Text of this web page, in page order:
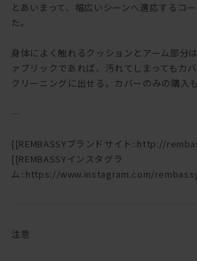
とあいまって、幅広いシーンへ適応するコ
た。
身体によく触れるクッションとアーム部分
ァブリックであれば、汚れてしまってもカ
クリーニングに出せる。カバーのみの購入も
[[REMBASSYブランドサイト::http://
[[REMBASSYインスタグラ
ム::https://www.instagram.com/
注意